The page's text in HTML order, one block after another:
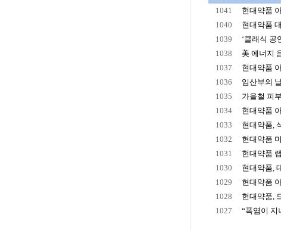
1041
현대약품
1040
현대약품
1039
‘클래식 공
1038
美 에너지
1037
현대약품
1036
임산부의
1035
가을철 피
1034
현대약품
1033
현대약품,
1032
현대약품
1031
현대약품
1030
현대약품,
1029
현대약품
1028
현대약품,
1027
“폭염이 지